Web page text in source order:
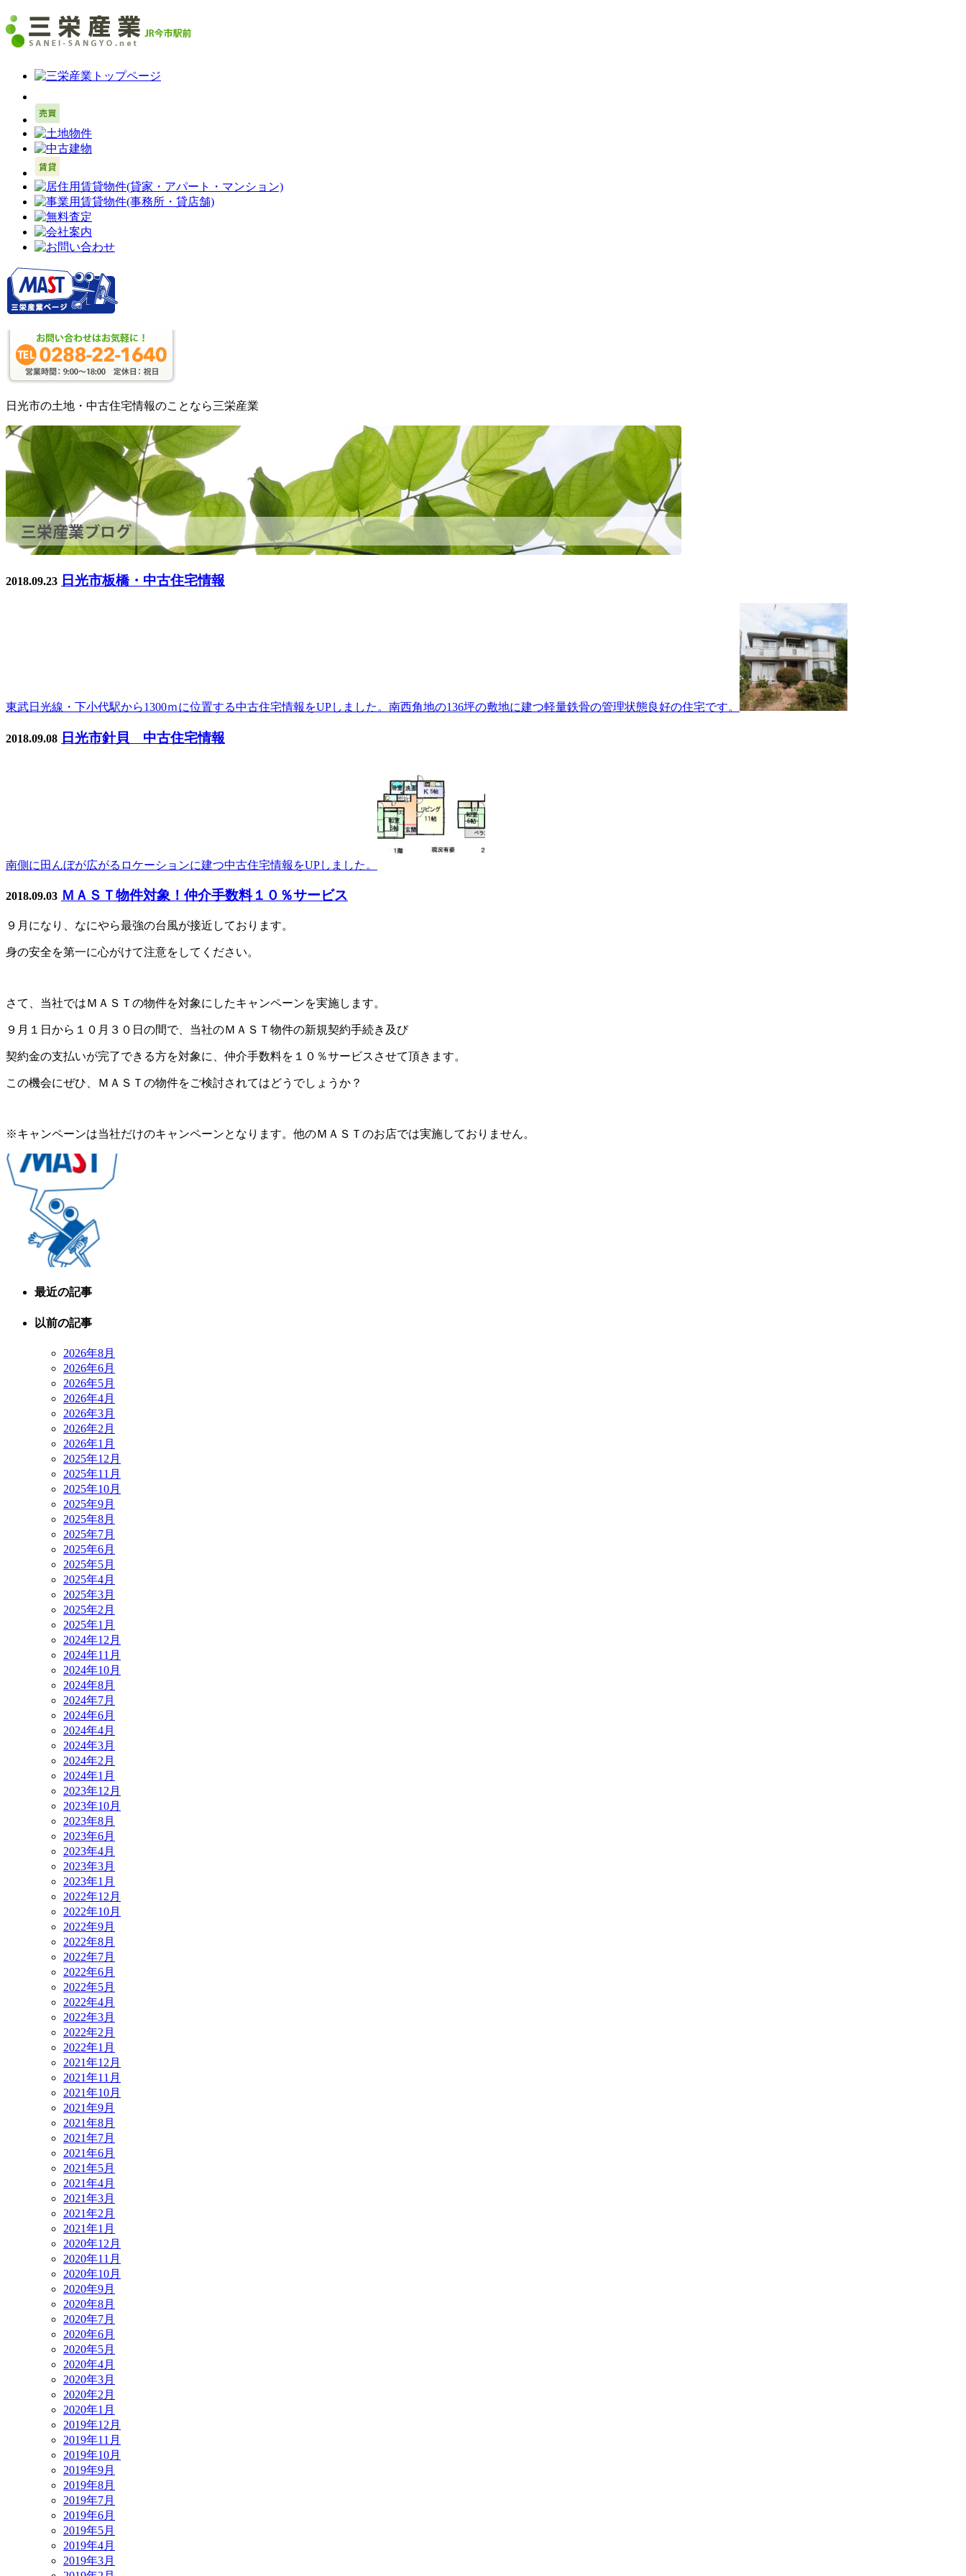
日光市の土地・中古住宅情報のことなら三栄産業
2018.09.23 日光市板橋・中古住宅情報
東武日光線・下小代駅から1300ｍに位置する中古住宅情報をUPしました。南西角地の136坪の敷地に建つ軽量鉄骨の管理状態良好の住宅です。
2018.09.08 日光市針貝 中古住宅情報
南側に田んぼが広がるロケーションに建つ中古住宅情報をUPしました。
2018.09.03 ＭＡＳＴ物件対象！仲介手数料１０％サービス
９月になり、なにやら最強の台風が接近しております。
身の安全を第一に心がけて注意をしてください。
さて、当社ではＭＡＳＴの物件を対象にしたキャンペーンを実施します。
９月１日から１０月３０日の間で、当社のＭＡＳＴ物件の新規契約手続き及び
契約金の支払いが完了できる方を対象に、仲介手数料を１０％サービスさせて頂きます。
この機会にぜひ、ＭＡＳＴの物件をご検討されてはどうでしょうか？
※キャンペーンは当社だけのキャンペーンとなります。他のＭＡＳＴのお店では実施しておりません。
最近の記事
以前の記事
2026年8月
2026年6月
2026年5月
2026年4月
2026年3月
2026年2月
2026年1月
2025年12月
2025年11月
2025年10月
2025年9月
2025年8月
2025年7月
2025年6月
2025年5月
2025年4月
2025年3月
2025年2月
2025年1月
2024年12月
2024年11月
2024年10月
2024年8月
2024年7月
2024年6月
2024年4月
2024年3月
2024年2月
2024年1月
2023年12月
2023年10月
2023年8月
2023年6月
2023年4月
2023年3月
2023年1月
2022年12月
2022年10月
2022年9月
2022年8月
2022年7月
2022年6月
2022年5月
2022年4月
2022年3月
2022年2月
2022年1月
2021年12月
2021年11月
2021年10月
2021年9月
2021年8月
2021年7月
2021年6月
2021年5月
2021年4月
2021年3月
2021年2月
2021年1月
2020年12月
2020年11月
2020年10月
2020年9月
2020年8月
2020年7月
2020年6月
2020年5月
2020年4月
2020年3月
2020年2月
2020年1月
2019年12月
2019年11月
2019年10月
2019年9月
2019年8月
2019年7月
2019年6月
2019年5月
2019年4月
2019年3月